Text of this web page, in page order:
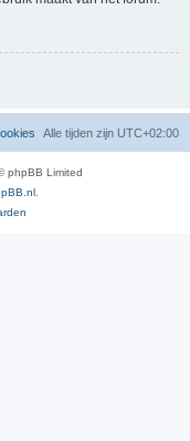
Alle tijden zijn UTC+02:00
phpBB Limited